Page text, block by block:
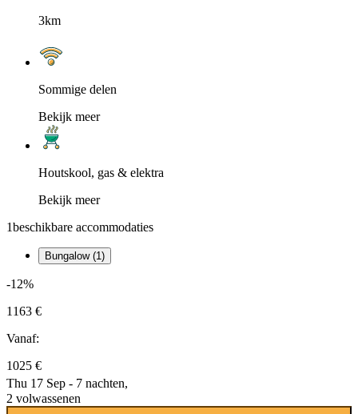
3km
Sommige delen
Bekijk meer
Houtskool, gas & elektra
Bekijk meer
1beschikbare accommodaties
Bungalow (1)
-12%
1163 €
Vanaf:
1025 €
Thu 17 Sep - 7 nachten,
2 volwassenen